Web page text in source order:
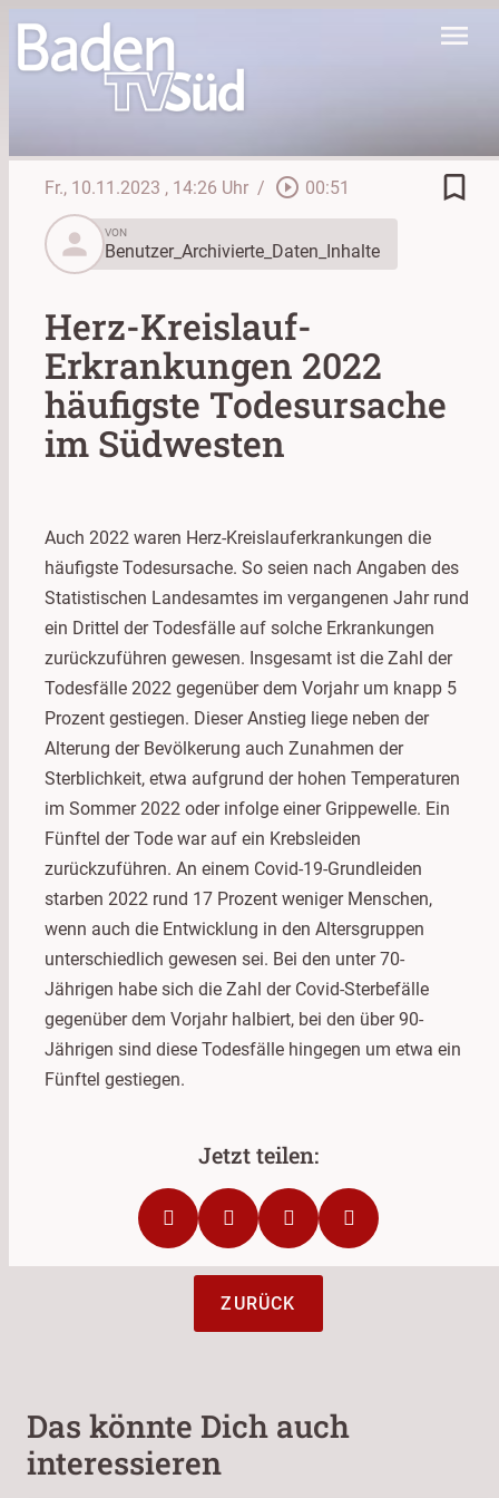
menu
Fr., 10.11.2023 , 14:26 Uhr / play_circle_outline 00:51
bookmark_border
person
VON
Benutzer_Archivierte_Daten_Inhalte
Herz-Kreislauf-
Erkrankungen 2022
häufigste Todesursache
im Südwesten
Auch 2022 waren Herz-Kreislauferkrankungen die
häufigste Todesursache. So seien nach Angaben des
Statistischen Landesamtes im vergangenen Jahr rund
ein Drittel der Todesfälle auf solche Erkrankungen
zurückzuführen gewesen. Insgesamt ist die Zahl der
Todesfälle 2022 gegenüber dem Vorjahr um knapp 5
Prozent gestiegen. Dieser Anstieg liege neben der
Alterung der Bevölkerung auch Zunahmen der
Sterblichkeit, etwa aufgrund der hohen Temperaturen
im Sommer 2022 oder infolge einer Grippewelle. Ein
Fünftel der Tode war auf ein Krebsleiden
zurückzuführen. An einem Covid-19-Grundleiden
starben 2022 rund 17 Prozent weniger Menschen,
wenn auch die Entwicklung in den Altersgruppen
unterschiedlich gewesen sei. Bei den unter 70-
Jährigen habe sich die Zahl der Covid-Sterbefälle
gegenüber dem Vorjahr halbiert, bei den über 90-
Jährigen sind diese Todesfälle hingegen um etwa ein
Fünftel gestiegen.
ZURÜCK
Das könnte Dich auch
interessieren